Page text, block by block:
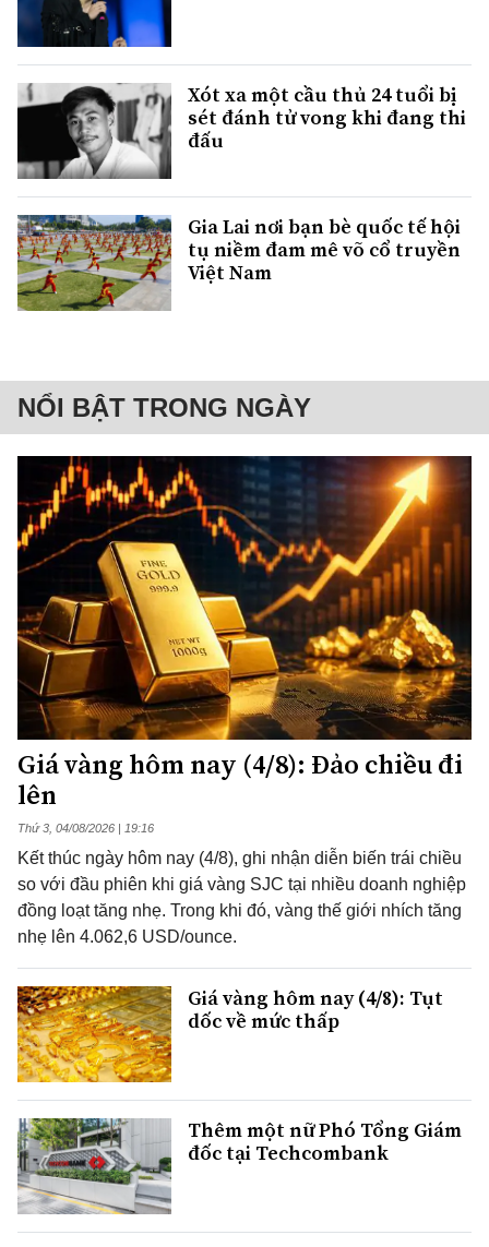
Xót xa một cầu thủ 24 tuổi bị
sét đánh tử vong khi đang thi
đấu
Gia Lai nơi bạn bè quốc tế hội
tụ niềm đam mê võ cổ truyền
Việt Nam
NỔI BẬT TRONG NGÀY
Giá vàng hôm nay (4/8): Đảo chiều đi
lên
Thứ 3, 04/08/2026 | 19:16
Kết thúc ngày hôm nay (4/8), ghi nhận diễn biến trái chiều
so với đầu phiên khi giá vàng SJC tại nhiều doanh nghiệp
đồng loạt tăng nhẹ. Trong khi đó, vàng thế giới nhích tăng
nhẹ lên 4.062,6 USD/ounce.
Giá vàng hôm nay (4/8): Tụt
dốc về mức thấp
Thêm một nữ Phó Tổng Giám
đốc tại Techcombank